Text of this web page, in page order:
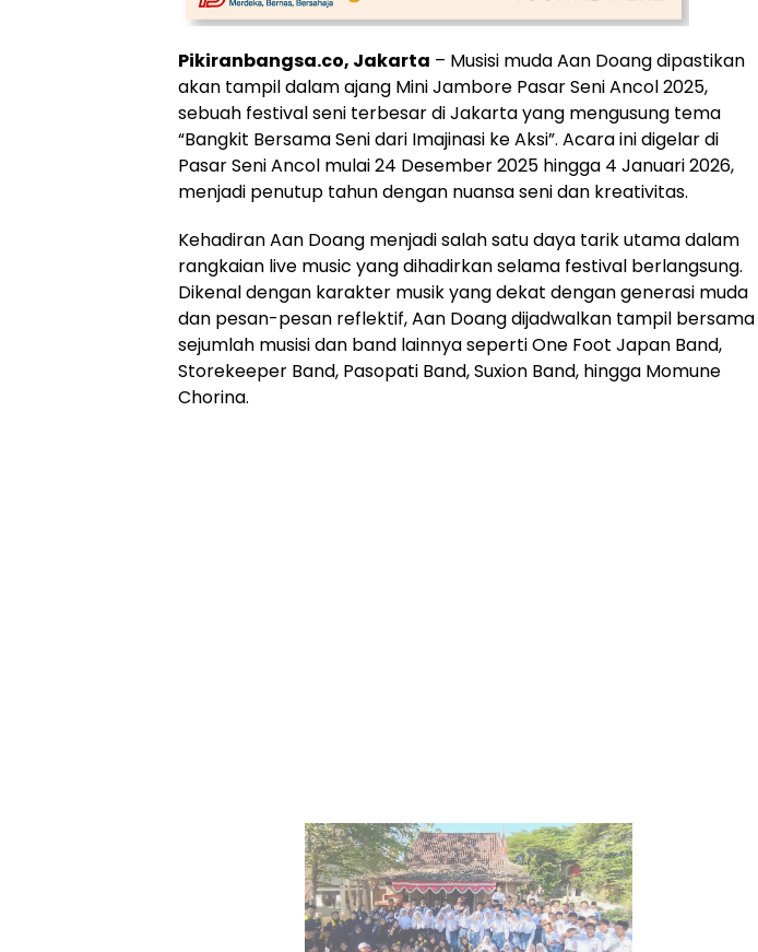
Pikiranbangsa.co, Jakarta – Musisi muda Aan Doang dipastikan
akan tampil dalam ajang Mini Jambore Pasar Seni Ancol 2025,
sebuah festival seni terbesar di Jakarta yang mengusung tema
“Bangkit Bersama Seni dari Imajinasi ke Aksi”. Acara ini digelar di
Pasar Seni Ancol mulai 24 Desember 2025 hingga 4 Januari 2026,
menjadi penutup tahun dengan nuansa seni dan kreativitas.
Kehadiran Aan Doang menjadi salah satu daya tarik utama dalam
rangkaian live music yang dihadirkan selama festival berlangsung.
Dikenal dengan karakter musik yang dekat dengan generasi muda
dan pesan-pesan reflektif, Aan Doang dijadwalkan tampil bersama
sejumlah musisi dan band lainnya seperti One Foot Japan Band,
Storekeeper Band, Pasopati Band, Suxion Band, hingga Momune
Chorina.